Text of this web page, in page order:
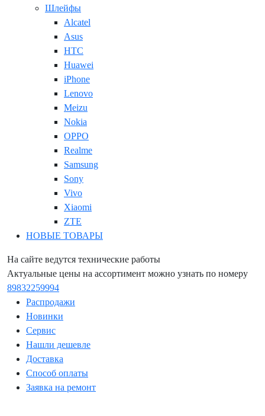
Шлейфы
Alcatel
Asus
HTC
Huawei
iPhone
Lenovo
Meizu
Nokia
OPPO
Realme
Samsung
Sony
Vivo
Xiaomi
ZTE
НОВЫЕ ТОВАРЫ
На сайте ведутся технические работы
Актуальные цены на ассортимент можно узнать по номеру
89832259994
Распродажи
Новинки
Сервис
Нашли дешевле
Доставка
Способ оплаты
Заявка на ремонт